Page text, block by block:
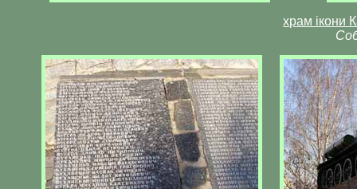
храм ікони